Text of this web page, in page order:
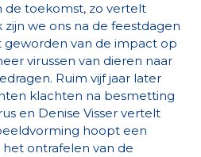
de toekomst, zo vertelt
we ons na de feestdagen
geworden van de impact op
virussen van dieren naar
Ruim vijf jaar later
klachten na besmetting
en Denise Visser vertelt
hoopt een
ontrafelen van de